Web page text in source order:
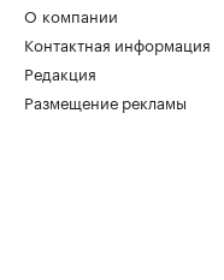
О компании
Контактная информация
Редакция
Размещение рекламы